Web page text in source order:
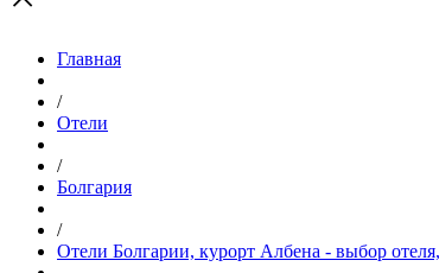
Главная
/
Отели
/
Болгария
/
Отели Болгарии, курорт Албена - выбор